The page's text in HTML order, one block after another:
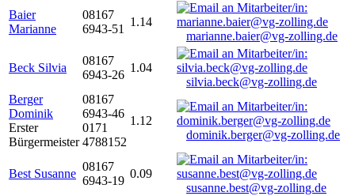
Baier
Marianne
08167
6943-51
1.14
marianne.baier@vg-zolling.de
Beck Silvia
08167
6943-26
1.04
silvia.beck@vg-zolling.de
Berger
Dominik
Erster
Bürgermeister
08167
6943-46
0171
4788152
1.12
dominik.berger@vg-zolling.de
Best Susanne
08167
6943-19
0.09
susanne.best@vg-zolling.de